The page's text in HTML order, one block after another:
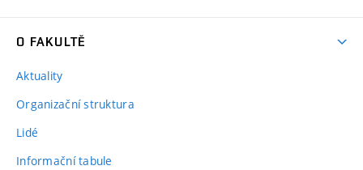
O FAKULTĚ
Aktuality
Organizační struktura
Lidé
Informační tabule